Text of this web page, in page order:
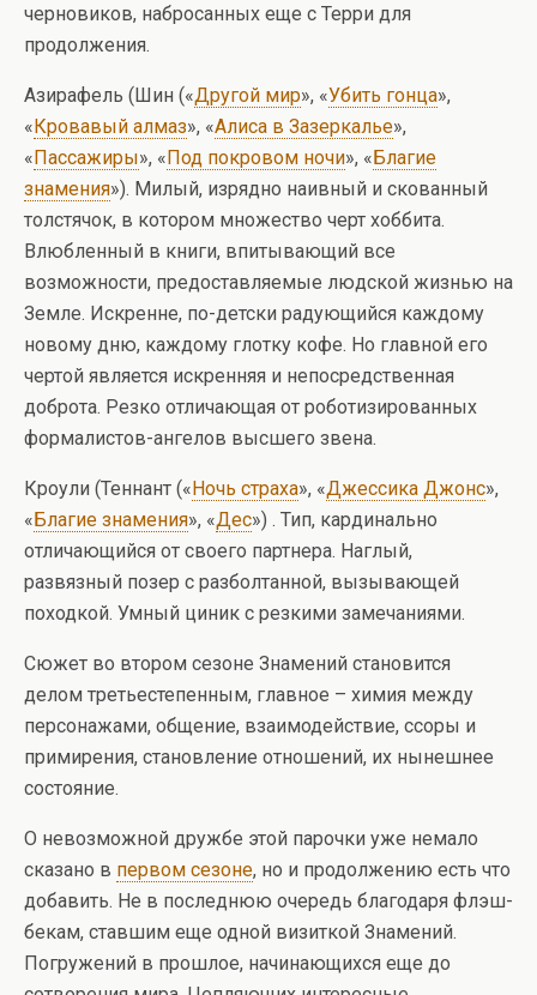
черновиков, набросанных еще с Терри для
продолжения.
Азирафель (Шин («Другой мир», «Убить гонца»,
«Кровавый алмаз», «Алиса в Зазеркалье»,
«Пассажиры», «Под покровом ночи», «Благие
знамения»). Милый, изрядно наивный и скованный
толстячок, в котором множество черт хоббита.
Влюбленный в книги, впитывающий все
возможности, предоставляемые людской жизнью на
Земле. Искренне, по-детски радующийся каждому
новому дню, каждому глотку кофе. Но главной его
чертой является искренняя и непосредственная
доброта. Резко отличающая от роботизированных
формалистов-ангелов высшего звена.
Кроули (Теннант («Ночь страха», «Джессика Джонс»,
«Благие знамения», «Дес») . Тип, кардинально
отличающийся от своего партнера. Наглый,
развязный позер с разболтанной, вызывающей
походкой. Умный циник с резкими замечаниями.
Сюжет во втором сезоне Знамений становится
делом третьестепенным, главное – химия между
персонажами, общение, взаимодействие, ссоры и
примирения, становление отношений, их нынешнее
состояние.
О невозможной дружбе этой парочки уже немало
сказано в первом сезоне, но и продолжению есть что
добавить. Не в последнюю очередь благодаря флэш-
бекам, ставшим еще одной визиткой Знамений.
Погружений в прошлое, начинающихся еще до